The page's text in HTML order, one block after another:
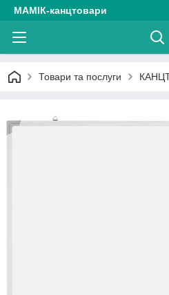
МАМІК-канцтовари
Товари та послуги